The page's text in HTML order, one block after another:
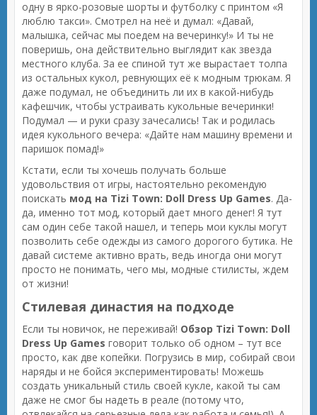
одну в ярко-розовые шорты и футболку с принтом «Я
люблю такси». Смотрел на неё и думал: «Давай,
малышка, сейчас мы поедем на вечеринку!» И ты не
поверишь, она действительно выглядит как звезда
местного клуба. За ее спиной тут же вырастает толпа
из остальных кукол, ревнующих её к модным трюкам. Я
даже подумал, не объединить ли их в какой-нибудь
кафешчик, чтобы устраивать кукольные вечеринки!
Подумал — и руки сразу зачесались! Так и родилась
идея кукольного вечера: «Дайте нам машину времени и
паришок помад!»
Кстати, если ты хочешь получать больше
удовольствия от игры, настоятельно рекомендую
поискать мод на Tizi Town: Doll Dress Up Games. Да-
да, именно тот мод, который дает много денег! Я тут
сам один себе такой нашел, и теперь мои куклы могут
позволить себе одежды из самого дорогого бутика. Не
давай системе активно врать, ведь иногда они могут
просто не понимать, чего мы, модные стилисты, ждем
от жизни!
Стилевая династия на подходе
Если ты новичок, не переживай! Обзор Tizi Town: Doll
Dress Up Games говорит только об одном – тут все
просто, как две копейки. Погрузись в мир, собирай свои
наряды и не бойся экспериментировать! Можешь
создать уникальный стиль своей кукле, какой ты сам
даже не смог бы надеть в реале (потому что,